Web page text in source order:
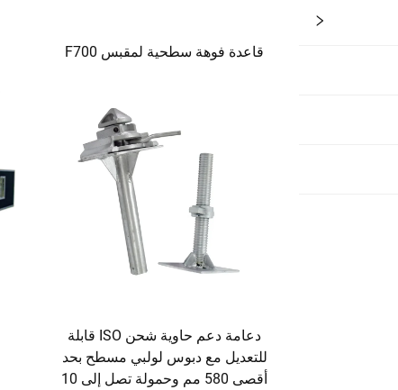
قاعدة فوهة سطحية لمقبس F700
دعامة دعم حاوية شحن ISO قابلة
للتعديل مع دبوس لولبي مسطح بحد
أقصى 580 مم وحمولة تصل إلى 10